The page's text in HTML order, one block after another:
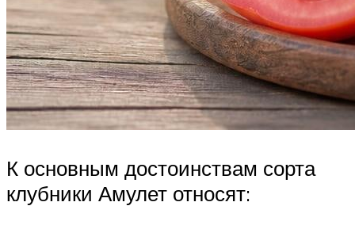
К основным достоинствам сорта
клубники Амулет относят: